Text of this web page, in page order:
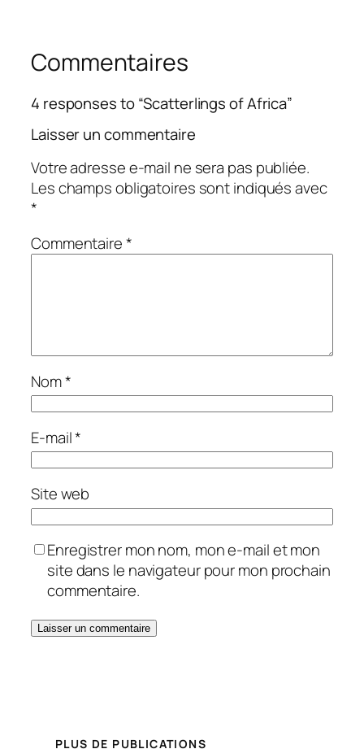
Commentaires
4 responses to “Scatterlings of Africa”
Laisser un commentaire
Votre adresse e-mail ne sera pas publiée.
Les champs obligatoires sont indiqués avec
*
Commentaire*
Nom*
E-mail*
Site web
Enregistrer mon nom, mon e-mail et mon
site dans le navigateur pour mon prochain
commentaire.
PLUS DE PUBLICATIONS